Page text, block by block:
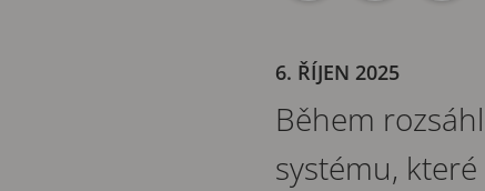
6. ŘÍJEN 2025
Během
systému,